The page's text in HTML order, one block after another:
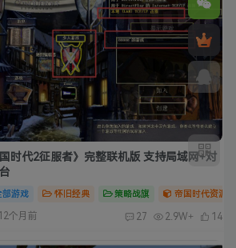
国时代2征服者》完整联机版 支持局域网+对
部游戏 怀旧经典 策略战旗 帝国时代资源
个月前 27 2.9W+ 14